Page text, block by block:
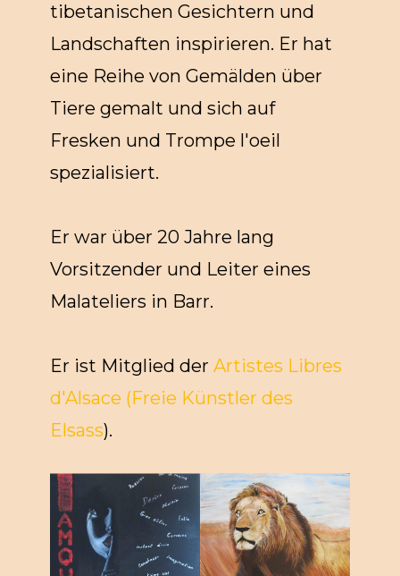
tibetanischen Gesichtern und
Landschaften inspirieren. Er hat
eine Reihe von Gemälden über
Tiere gemalt und sich auf
Fresken und Trompe l'oeil
spezialisiert.
Er war über 20 Jahre lang
Vorsitzender und Leiter eines
Malateliers in Barr.
Er ist Mitglied der Artistes Libres
d'Alsace (Freie Künstler des
Elsass).